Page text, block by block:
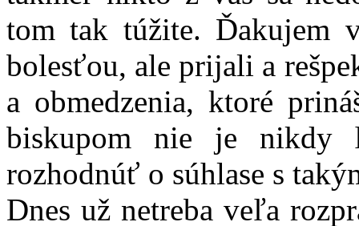
tom tak túžite. Ďakujem
bolesťou, ale prijali a
a obmedzenia, ktoré
biskupom nie je nikdy
rozhodnúť o súhlase s
Dnes už netreba veľa